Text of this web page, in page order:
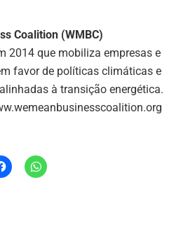
Coalition (WMBC)
2014 que mobiliza empresas e
favor de políticas climáticas e
à transição energética.